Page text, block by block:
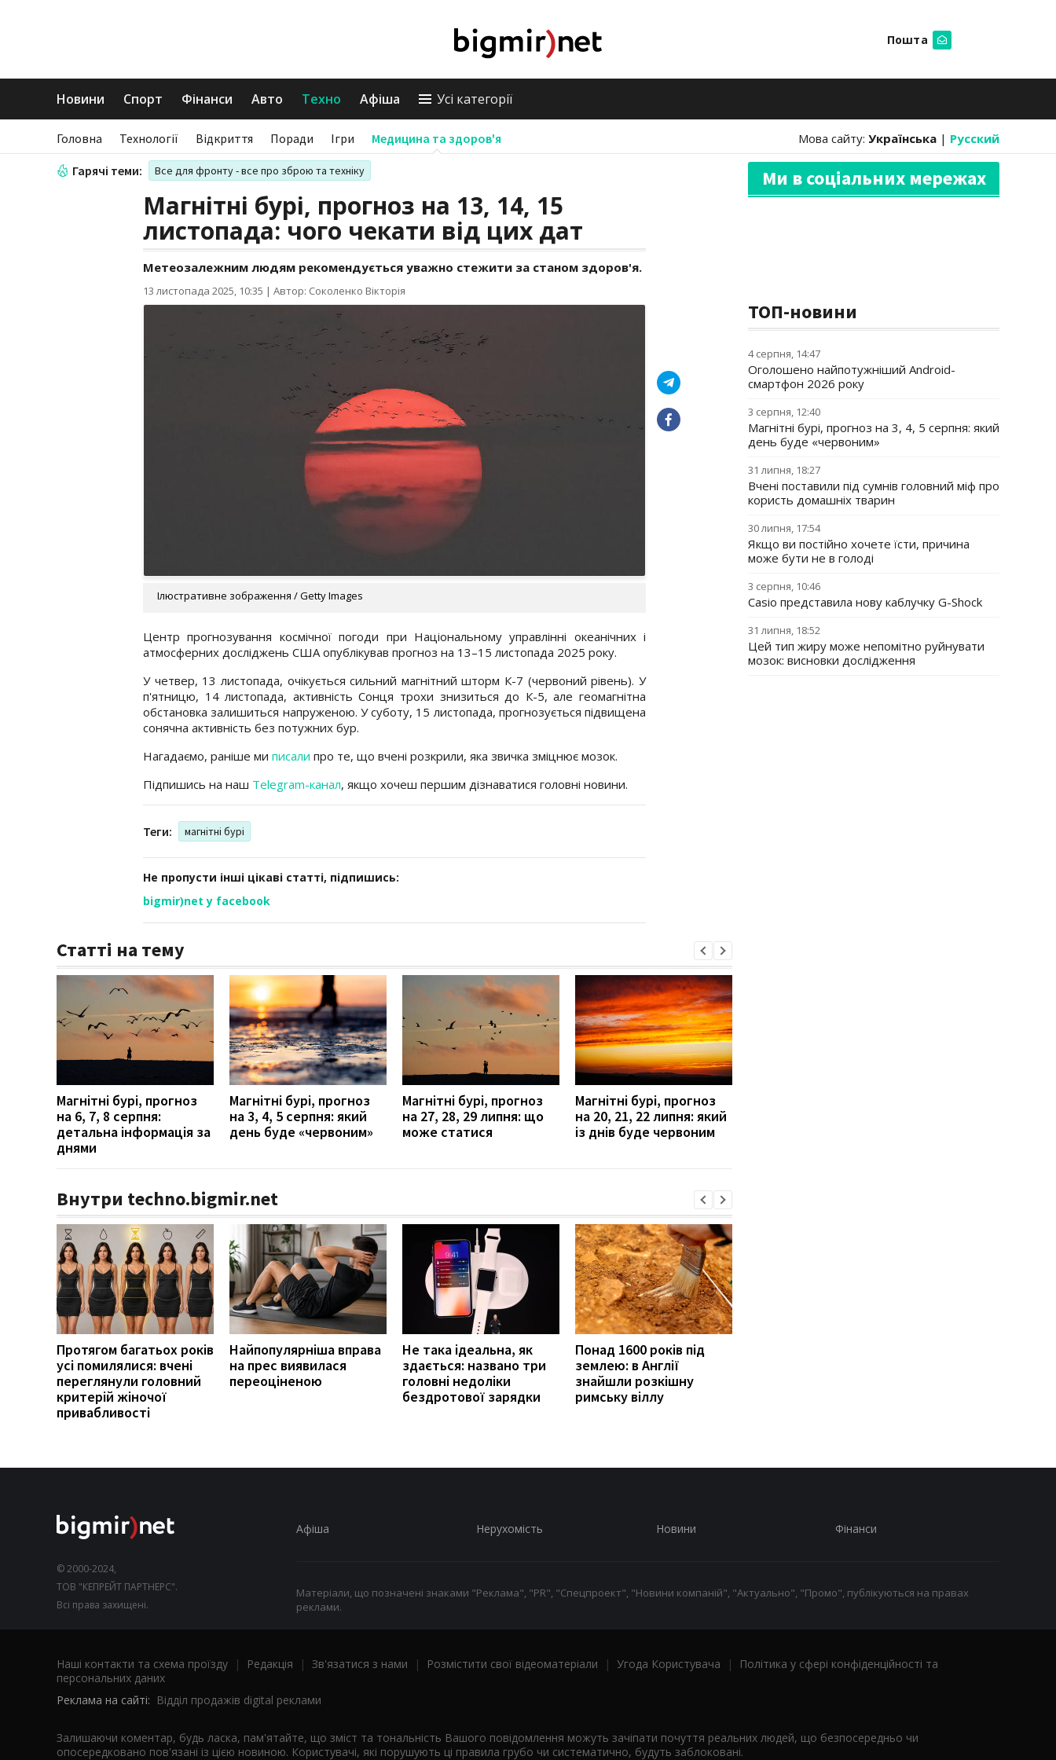
Пошта
Новини Спорт Фінанси Авто Техно Афіша Усі категорії
Головна Технології Відкриття Поради Ігри Медицина та здоров'я Мова сайту: Українська | Русский
Гарячі теми: Все для фронту - все про зброю та техніку
Магнітні бурі, прогноз на 13, 14, 15
листопада: чого чекати від цих дат
Метеозалежним людям рекомендується уважно стежити за станом здоров'я.
13 листопада 2025, 10:35 | Автор: Соколенко Вікторія
Ілюстративне зображення / Getty Images
Центр прогнозування космічної погоди при Національному управлінні океанічних і
атмосферних досліджень США опублікував прогноз на 13–15 листопада 2025 року.
У четвер, 13 листопада, очікується сильний магнітний шторм К-7 (червоний рівень). У
п'ятницю, 14 листопада, активність Сонця трохи знизиться до К-5, але геомагнітна
обстановка залишиться напруженою. У суботу, 15 листопада, прогнозується підвищена
сонячна активність без потужних бур.
Нагадаємо, раніше ми писали про те, що вчені розкрили, яка звичка зміцнює мозок.
Підпишись на наш Telegram-канал, якщо хочеш першим дізнаватися головні новини.
Теги: магнітні бурі
Не пропусти інші цікаві статті, підпишись:
bigmir)net у facebook
Статті на тему
Магнітні бурі, прогноз
на 6, 7, 8 серпня:
детальна інформація за
днями
Магнітні бурі, прогноз
на 3, 4, 5 серпня: який
день буде «червоним»
Магнітні бурі, прогноз
на 27, 28, 29 липня: що
може статися
Магнітні бурі, прогноз
на 20, 21, 22 липня: який
із днів буде червоним
Внутри techno.bigmir.net
Протягом багатьох років
усі помилялися: вчені
переглянули головний
критерій жіночої
привабливості
Найпопулярніша вправа
на прес виявилася
переоціненою
Не така ідеальна, як
здається: названо три
головні недоліки
бездротової зарядки
Понад 1600 років під
землею: в Англії
знайшли розкішну
римську віллу
Ми в соціальних мережах
ТОП-новини
4 серпня, 14:47
Оголошено найпотужніший Android-
смартфон 2026 року
3 серпня, 12:40
Магнітні бурі, прогноз на 3, 4, 5 серпня: який
день буде «червоним»
31 липня, 18:27
Вчені поставили під сумнів головний міф про
користь домашніх тварин
30 липня, 17:54
Якщо ви постійно хочете їсти, причина
може бути не в голоді
3 серпня, 10:46
Casio представила нову каблучку G-Shock
31 липня, 18:52
Цей тип жиру може непомітно руйнувати
мозок: висновки дослідження
© 2000-2024,
ТОВ "КЕПРЕЙТ ПАРТНЕРС".
Всі права захищені.
Афіша Нерухомість Новини Фінанси
Матеріали, що позначені знаками "Реклама", "PR", "Спецпроект", "Новини компаній", "Актуально", "Промо", публікуються на правах
реклами.
Наші контакти та схема проїзду | Редакція | Зв'язатися з нами | Розмістити свої відеоматеріали | Угода Користувача |
Політика у сфері конфіденційності та
персональних даних
Реклама на сайті: Відділ продажів digital реклами
Залишаючи коментар, будь ласка, пам'ятайте, що зміст та тональність Вашого повідомлення можуть зачіпати почуття реальних людей, що безпосередньо чи
опосередковано пов'язані із цією новиною. Користувачі, які порушують ці правила грубо чи систематично, будуть заблоковані.